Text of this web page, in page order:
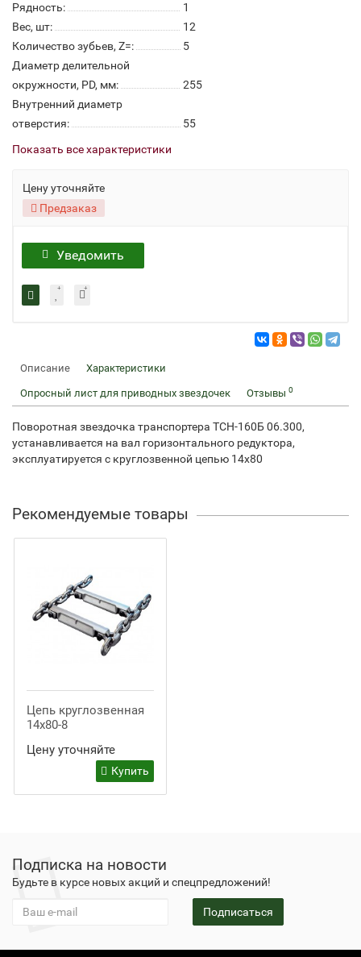
Рядность:
1
Вес, шт:
12
Количество зубьев, Z=:
5
Диаметр делительной
окружности, PD, мм:
255
Внутренний диаметр
отверстия:
55
Показать все характеристики
Цену уточняйте
Предзаказ
Уведомить
Описание Характеристики
Опросный лист для приводных звездочек Отзывы 0
Поворотная звездочка транспортера ТСН-160Б 06.300,
устанавливается на вал горизонтального редуктора,
эксплуатируется с круглозвенной цепью 14х80
Рекомендуемые товары
Цепь круглозвенная
14х80-8
Цену уточняйте
Купить
Подписка на новости
Будьте в курсе новых акций и спецпредложений!
Подписаться